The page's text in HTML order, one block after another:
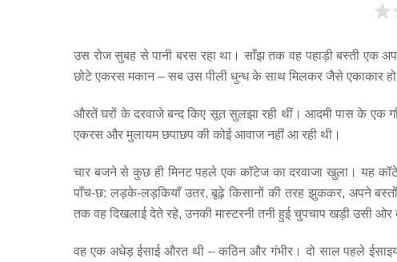
उस रोज सुबह से पानी बरस रहा था। साँझ तक वह पहाड़ी बस्ती एक
छोटे एकरस मकान – सब उस पीली धुन्ध के साथ मिलकर जैसे एकाकार
औरतें घरों के दरवाजे बन्द किए सूत सुलझा रही थीं। आदमी पास के एक
एकरस और मुलायम छपाछप की कोई आवाज नहीं आ रही थी।
चार बजने से कुछ ही मिनट पहले एक कॉटेज का दरवाजा खुला। यह
पाँच-छ: लड़के-लड़कियाँ उतर, बूढ़े किसानों की तरह झुककर, अपने
तक वह दिखलाई देते रहे, उनकी मास्टरनी तनी हुई चुपचाप खड़ी उसी
वह एक अधेड़ ईसाई औरत थी – कठिन और गंभीर। दो साल पहले